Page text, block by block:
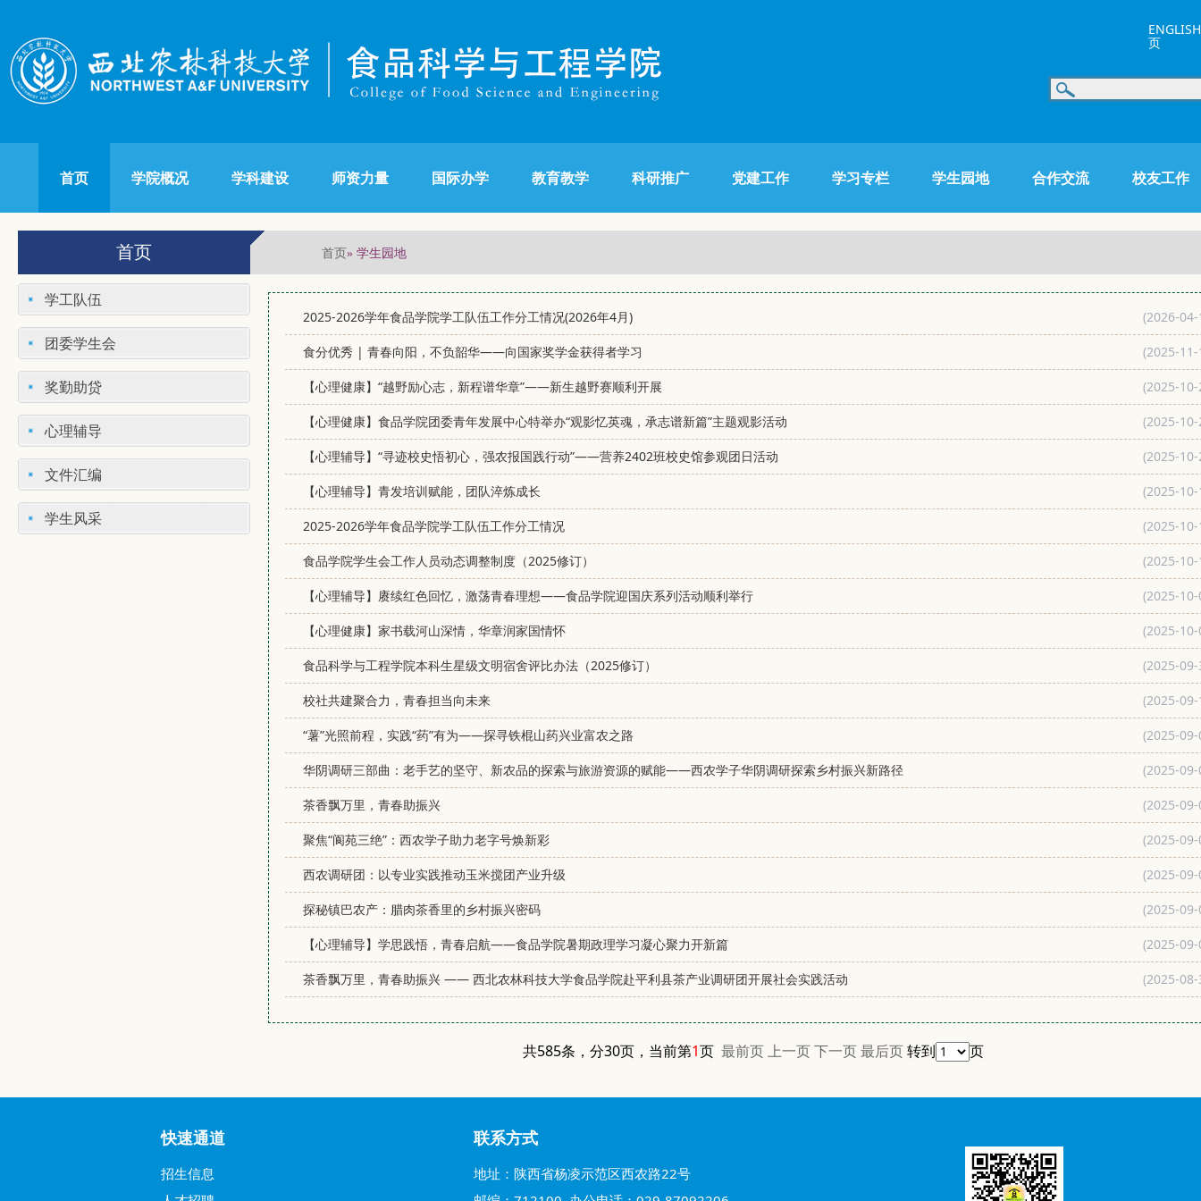
ENGLISH
页
首页 学院概况 学科建设 师资力量 国际办学 教育教学 科研推广 党建工作 学习专栏 学生园地 合作交流 校友工作
首页 首页» 学生园地
学工队伍
团委学生会
奖勤助贷
心理辅导
文件汇编
学生风采
(2026-04-
2025-2026学年食品学院学工队伍工作分工情况(2026年4月)
(2025-11-
食分优秀 | 青春向阳，不负韶华——向国家奖学金获得者学习
(2025-10-
【心理健康】“越野励心志，新程谱华章”——新生越野赛顺利开展
(2025-10-
【心理健康】食品学院团委青年发展中心特举办“观影忆英魂，承志谱新篇”主题观影活动
(2025-10-
【心理辅导】“寻迹校史悟初心，强农报国践行动”——营养2402班校史馆参观团日活动
(2025-10-
【心理辅导】青发培训赋能，团队淬炼成长
(2025-10-
2025-2026学年食品学院学工队伍工作分工情况
(2025-10-
食品学院学生会工作人员动态调整制度（2025修订）
(2025-10-
【心理辅导】赓续红色回忆，激荡青春理想——食品学院迎国庆系列活动顺利举行
(2025-10-
【心理健康】家书载河山深情，华章润家国情怀
(2025-09-
食品科学与工程学院本科生星级文明宿舍评比办法（2025修订）
(2025-09-
校社共建聚合力，青春担当向未来
(2025-09-
“薯”光照前程，实践“药”有为——探寻铁棍山药兴业富农之路
(2025-09-
华阴调研三部曲：老手艺的坚守、新农品的探索与旅游资源的赋能——西农学子华阴调研探索乡村振兴新路径
(2025-09-
茶香飘万里，青春助振兴
(2025-09-
聚焦“阆苑三绝”：西农学子助力老字号焕新彩
(2025-09-
西农调研团：以专业实践推动玉米搅团产业升级
(2025-09-
探秘镇巴农产：腊肉茶香里的乡村振兴密码
(2025-09-
【心理辅导】学思践悟，青春启航——食品学院暑期政理学习凝心聚力开新篇
(2025-08-
茶香飘万里，青春助振兴 —— 西北农林科技大学食品学院赴平利县茶产业调研团开展社会实践活动
共585条，分30页，当前第1页 最前页 上一页 下一页 最后页转到 页
快速通道
招生信息
联系方式
地址：陕西省杨凌示范区西农路22号